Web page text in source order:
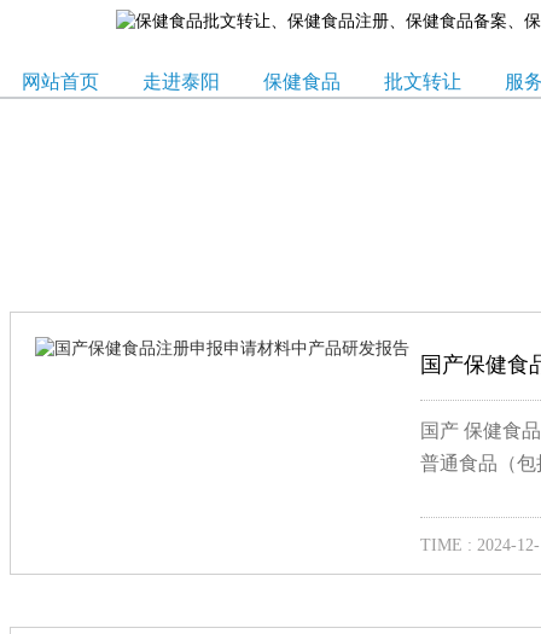
网站首页 走进泰阳 保健食品 批文转让 服
国产保健食
国产 保健食
普通食品（
TIME : 2024-12-